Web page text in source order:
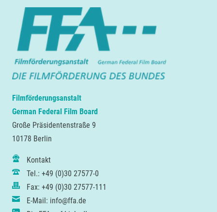
Filmförderungsanstalt
German Federal Film Board
Große Präsidentenstraße 9
10178 Berlin
Kontakt
Tel.: +49 (0)30 27577-0
Fax: +49 (0)30 27577-111
E-Mail: info@ffa.de